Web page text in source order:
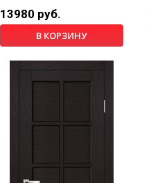
13980 руб.
В КОРЗИНУ